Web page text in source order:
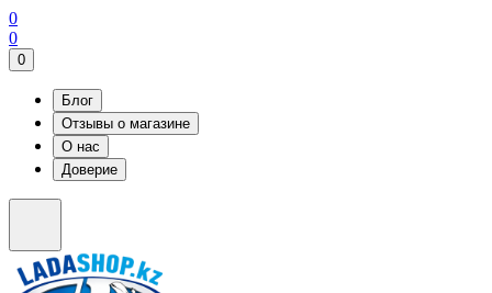
0
0
0
Блог
Отзывы о магазине
О нас
Доверие